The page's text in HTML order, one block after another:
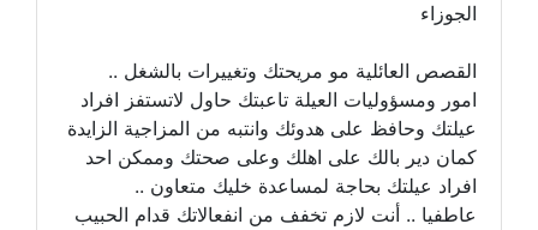
الجوزاء
القصص العائلية مو مريحتك وتغييرات بالشغل ..
امور ومسؤوليات العيلة تاعبتك حاول لاتستفز افراد
عيلتك وحافظ على هدوئك وانتبه من المزاجية الزايدة
كمان دير بالك على اهلك وعلى صحتك وممكن احد
افراد عيلتك بحاجة لمساعدة خليك متعاون ..
عاطفيا .. أنت لازم تخفف من انفعالاتك قدام الحبيب